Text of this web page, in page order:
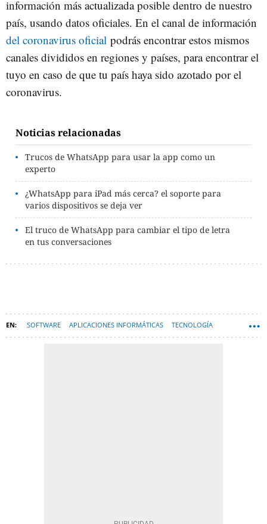
información más actualizada posible dentro de nuestro
país, usando datos oficiales. En el canal de información
del coronavirus oficial podrás encontrar estos mismos
canales divididos en regiones y países, para encontrar el
tuyo en caso de que tu país haya sido azotado por el
coronavirus.
Noticias relacionadas
Trucos de WhatsApp para usar la app como un
experto
¿WhatsApp para iPad más cerca? el soporte para
varios dispositivos se deja ver
El truco de WhatsApp para cambiar el tipo de letra
en tus conversaciones
SOFTWARE APLICACIONES INFORMÁTICAS TECNOLOGÍA